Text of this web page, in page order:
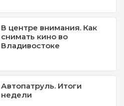
В центре внимания. Как
снимать кино во
Владивостоке
Автопатруль. Итоги
недели